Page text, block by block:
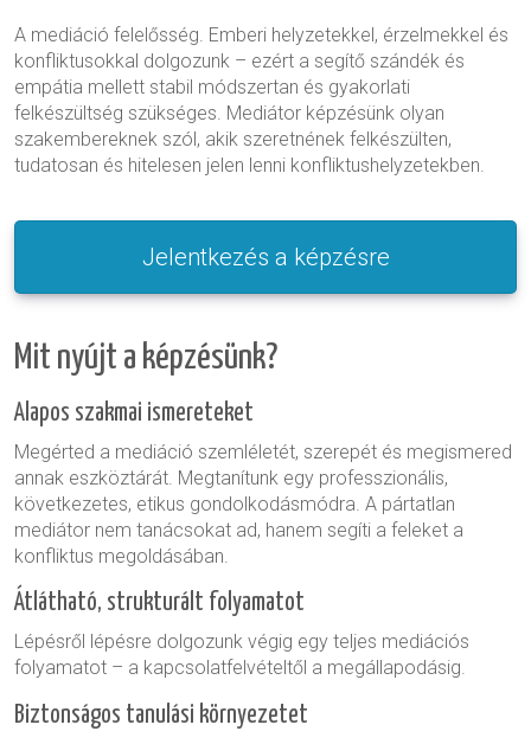
A mediáció felelősség. Emberi helyzetekkel, érzelmekkel és
konfliktusokkal dolgozunk – ezért a segítő szándék és
empátia mellett stabil módszertan és gyakorlati
felkészültség szükséges. Mediátor képzésünk olyan
szakembereknek szól, akik szeretnének felkészülten,
tudatosan és hitelesen jelen lenni konfliktushelyzetekben.
Jelentkezés a képzésre
Mit nyújt a képzésünk?
Alapos szakmai ismereteket
Megérted a mediáció szemléletét, szerepét és megismered
annak eszköztárát. Megtanítunk egy professzionális,
következetes, etikus gondolkodásmódra. A pártatlan
mediátor nem tanácsokat ad, hanem segíti a feleket a
konfliktus megoldásában.
Átlátható, strukturált folyamatot
Lépésről lépésre dolgozunk végig egy teljes mediációs
folyamatot – a kapcsolatfelvételtől a megállapodásig.
Biztonságos tanulási környezetet